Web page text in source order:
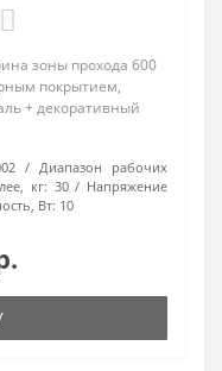
зоны прохода 600
покрытием,
+ декоративный
Диапазон рабочих
кг: 30
Напряжение
Вт: 10